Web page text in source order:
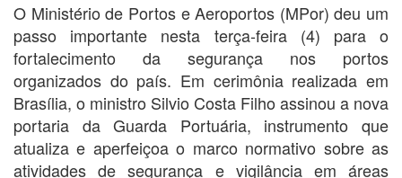
O Ministério de Portos e Aeroportos (MPor) deu um
passo importante nesta terça-feira (4) para o
fortalecimento da segurança nos portos
organizados do país. Em cerimônia realizada em
Brasília, o ministro Silvio Costa Filho assinou a nova
portaria da Guarda Portuária, instrumento que
atualiza e aperfeiçoa o marco normativo sobre as
atividades de segurança e vigilância em áreas